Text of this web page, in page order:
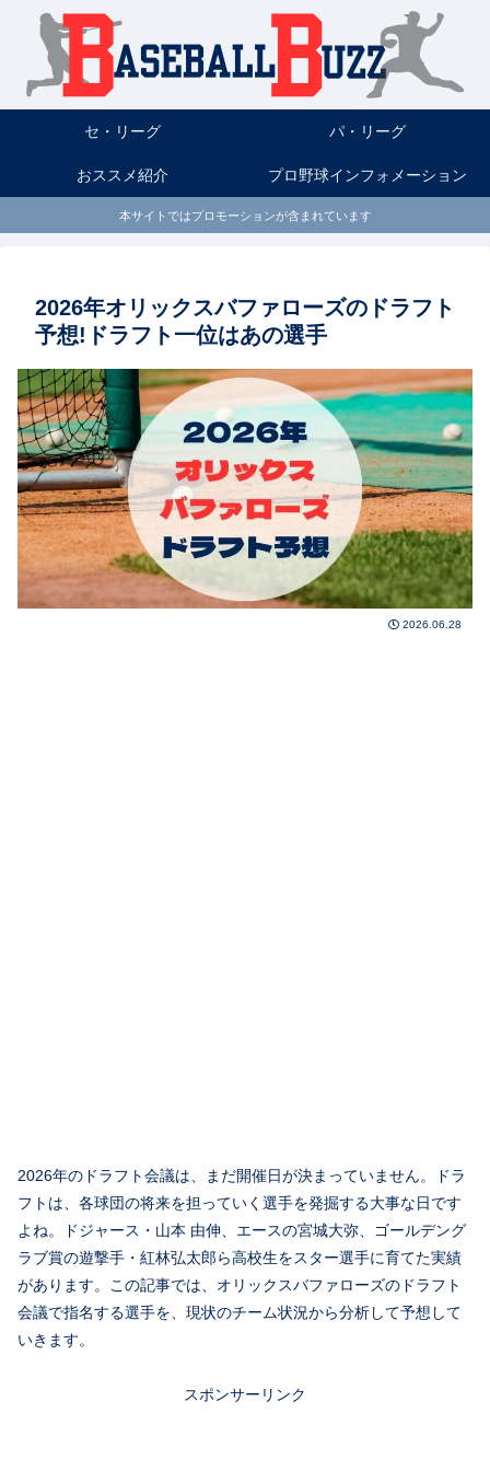
セ・リーグ パ・リーグ
おススメ紹介 プロ野球インフォメーション
本サイトではプロモーションが含まれています
2026年オリックスバファローズのドラフト
予想!ドラフト一位はあの選手
2026.06.28
2026年のドラフト会議は、まだ開催日が決まっていません。ドラ
フトは、各球団の将来を担っていく選手を発掘する大事な日です
よね。ドジャース・山本 由伸、エースの宮城大弥、ゴールデング
ラブ賞の遊撃手・紅林弘太郎ら高校生をスター選手に育てた実績
があります。この記事では、オリックスバファローズのドラフト
会議で指名する選手を、現状のチーム状況から分析して予想して
いきます。
スポンサーリンク